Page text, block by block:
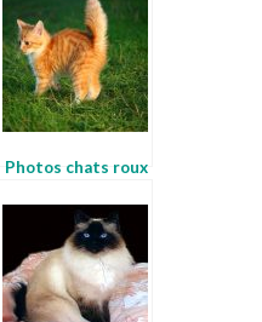
Photos chats roux